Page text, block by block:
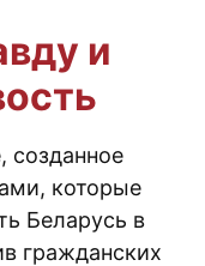
и
созданное
которые
Беларусь в
гражданских